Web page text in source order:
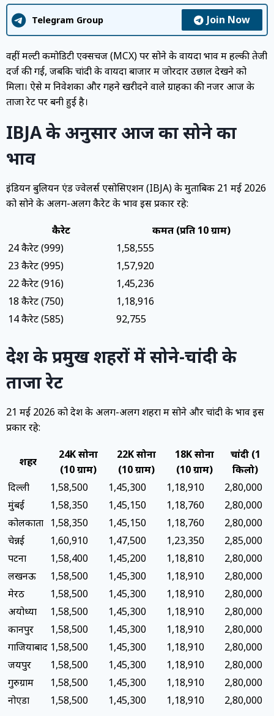
Telegram Group Join Now
वहीं मल्टी कमोडिटी एक्सचेंज (MCX) पर सोने के वायदा भाव में हल्की तेजी
दर्ज की गई, जबकि चांदी के वायदा बाजार में जोरदार उछाल देखने को
मिला। ऐसे में निवेशकों और गहने खरीदने वाले ग्राहकों की नजर आज के
ताजा रेट पर बनी हुई है।
IBJA के अनुसार आज का सोने का
भाव
इंडियन बुलियन एंड ज्वेलर्स एसोसिएशन (IBJA) के मुताबिक 21 मई 2026
को सोने के अलग-अलग कैरेट के भाव इस प्रकार रहे:
कैरेट
कीमत (प्रति 10 ग्राम)
24 कैरेट (999)
₹1,58,555
23 कैरेट (995)
₹1,57,920
22 कैरेट (916)
₹1,45,236
18 कैरेट (750)
₹1,18,916
14 कैरेट (585)
₹92,755
देश के प्रमुख शहरों में सोने-चांदी के
ताजा रेट
21 मई 2026 को देश के अलग-अलग शहरों में सोने और चांदी के भाव इस
प्रकार रहे:
शहर
24K सोना
(10 ग्राम)
22K सोना
(10 ग्राम)
18K सोना
(10 ग्राम)
चांदी (1
किलो)
दिल्ली
₹1,58,500 ₹1,45,300 ₹1,18,910
₹2,80,000
मुंबई
₹1,58,350 ₹1,45,150 ₹1,18,760
₹2,80,000
कोलकाता ₹1,58,350 ₹1,45,150 ₹1,18,760
₹2,80,000
चेन्नई
₹1,60,910 ₹1,47,500 ₹1,23,350
₹2,85,000
पटना
₹1,58,400 ₹1,45,200 ₹1,18,810
₹2,80,000
लखनऊ
₹1,58,500 ₹1,45,300 ₹1,18,910
₹2,80,000
मेरठ
₹1,58,500 ₹1,45,300 ₹1,18,910
₹2,80,000
अयोध्या
₹1,58,500 ₹1,45,300 ₹1,18,910
₹2,80,000
कानपुर
₹1,58,500 ₹1,45,300 ₹1,18,910
₹2,80,000
गाजियाबाद ₹1,58,500 ₹1,45,300 ₹1,18,910
₹2,80,000
जयपुर
₹1,58,500 ₹1,45,300 ₹1,18,910
₹2,80,000
गुरुग्राम
₹1,58,500 ₹1,45,300 ₹1,18,910
₹2,80,000
नोएडा
₹1,58,500 ₹1,45,300 ₹1,18,910 ₹2,80,000